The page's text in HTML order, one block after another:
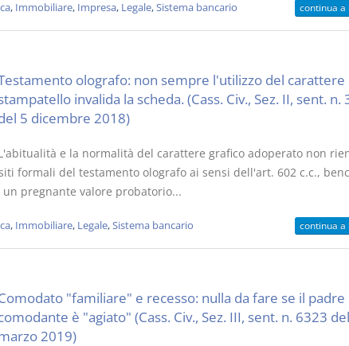
, Immobiliare, Impresa, Legale,Sistema bancario continua a
olografo: non sempre l'utilizzo del carattere
invalida la scheda. (Cass. Civ., Sez. II, sent. n.
5 dicembre 2018)
e la normalità del carattere grafico adoperato non
formali del testamento olografo ai sensi dell'art. 602 c.c.,
un pregnante valore probatorio...
, Immobiliare, Legale,Sistema bancario continua a
"familiare" e recesso: nulla da fare se il padre
è "agiato" (Cass. Civ., Sez. III, sent. n. 6323
2019)